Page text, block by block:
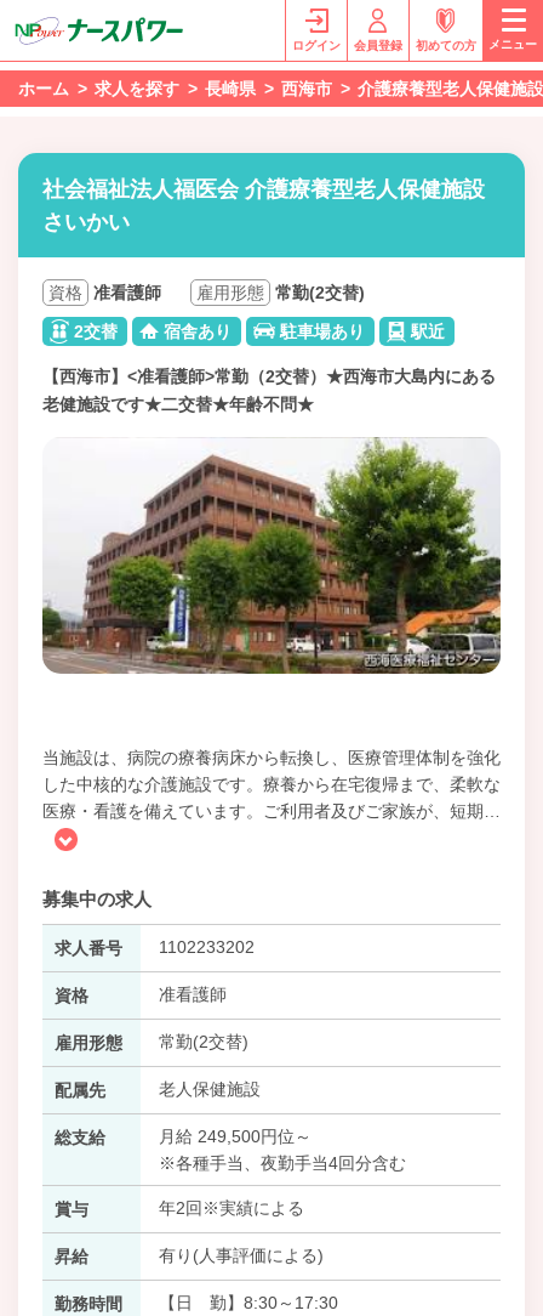
ログイン 会員登録 初めての方 メニュー
ホーム 求人を探す 長崎県 西海市 介護療養型老人保健施
社会福祉法人福医会 介護療養型老人保健施設
さいかい
資格 准看護師 雇用形態 常勤(2交替)
2交替
宿舎あり 駐車場あり 駅近
【西海市】<准看護師>常勤（2交替）★西海市大島内にある
老健施設です★二交替★年齢不問★
当施設は、病院の療養病床から転換し、医療管理体制を強化
した中核的な介護施設です。療養から在宅復帰まで、柔軟な
医療・看護を備えています。ご利用者及びご家族が、短期
募集中の求人
求人番号 1102233202
資格 准看護師
雇用形態 常勤(2交替)
配属先 老人保健施設
総支給
月給 249,500円位～
※各種手当、夜勤手当4回分含む
賞与 年2回※実績による
昇給 有り(人事評価による)
勤務時間
【日 勤】8:30～17:30